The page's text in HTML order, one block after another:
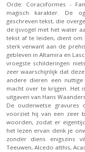
Orde: Coraciiformes -
magisch karakter. De
geschreven tekst, die
de ijsvogel met het water
tekst af te leiden, dient om
sterk verwant aan de
gebleven in Altamira en
vroegste schilderingen
zeer waarschijnlijk dat
andere dieren een
macht over te krijgen. Het
uitgaven van Hans
De ouderwetse gravures
voorziet hij van een zeer
woorden, zodat er
het lezen ervan denk je
zonder diens enigszins
Teeuwen, Alcedo atthis,